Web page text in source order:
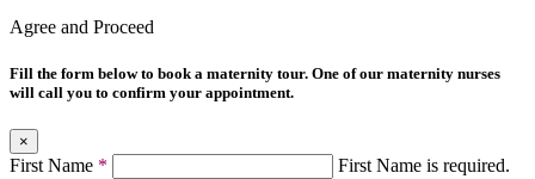
Agree and Proceed
Fill the form below to book a maternity tour. One of our maternity nurses
will call you to confirm your appointment.
×
First Name *
First Name is required.